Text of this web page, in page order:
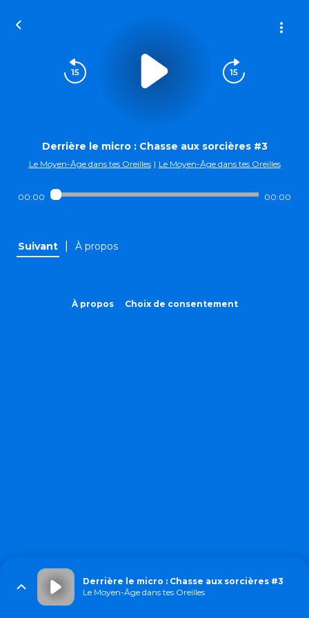
Derrière le micro : Chasse aux sorcières #3
Le Moyen-Âge dans tes Oreilles | Le Moyen-Âge dans tes Oreilles
00:00 00:00
Suivant À propos
À propos Choix de consentement
Derrière le micro : Chasse aux sorcières #3
Le Moyen-Âge dans tes Oreilles